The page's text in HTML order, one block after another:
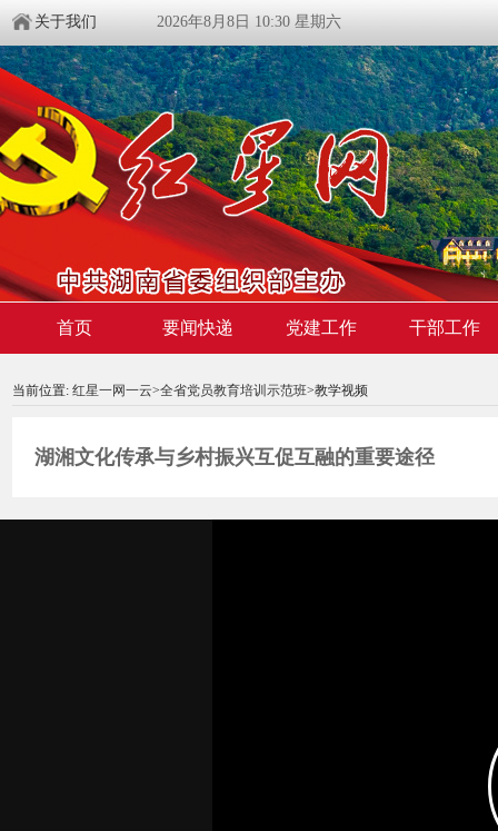
关于我们 2026年8月8日 10:30 星期六
首页 要闻快递 党建工作 干部工作
当前位置: 红星一网一云>全省党员教育培训示范班>教学视频
湖湘文化传承与乡村振兴互促互融的重要途径
00:00:00 / 00:00